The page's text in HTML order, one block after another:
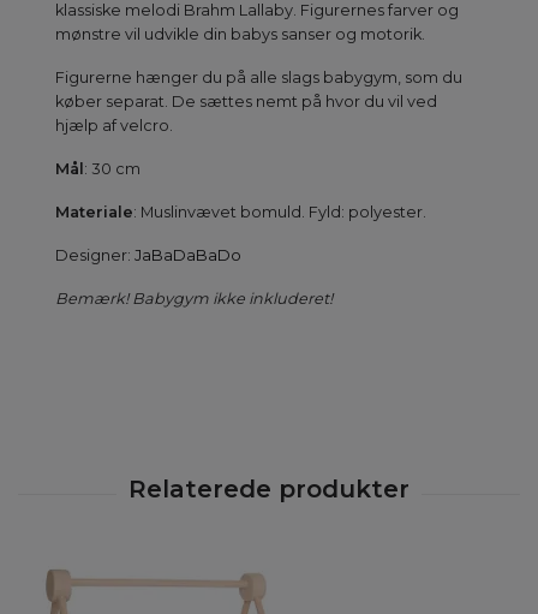
klassiske melodi Brahm Lallaby. Figurernes farver og
mønstre vil udvikle din babys sanser og motorik.
Figurerne hænger du på alle slags babygym, som du
køber separat. De sættes nemt på hvor du vil ved
hjælp af velcro.
Mål : 30 cm
Materiale: Muslinvævet bomuld. Fyld: polyester.
Designer: JaBaDaBaDo
Bemærk! Babygym ikke inkluderet!